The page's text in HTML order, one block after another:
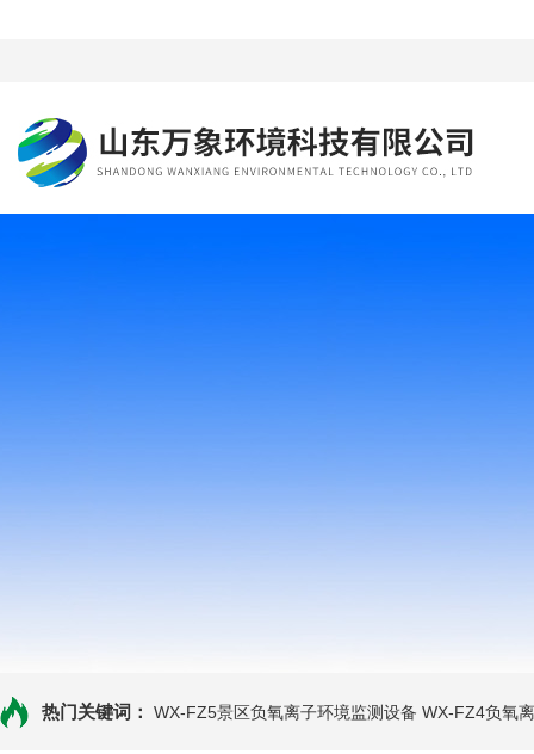
热门关键词： WX-FZ5景区负氧离子环境监测设备 WX-FZ4负氧